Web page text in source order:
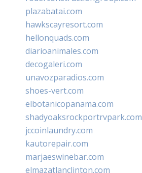
plazabatai.com
hawkscayresort.com
hellonquads.com
diarioanimales.com
decogaleri.com
unavozparadios.com
shoes-vert.com
elbotanicopanama.com
shadyoaksrockportrvpark.com
jccoinlaundry.com
kautorepair.com
marjaeswinebar.com
elmazatlanclinton.com